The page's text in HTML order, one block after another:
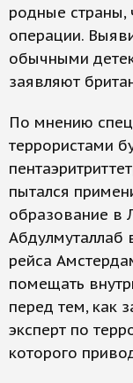
родные страны,
операции.
обычными
заявляют
По мнению
террористами
пытался
образование в
Абдулмуталлаб
рейса
помещать
перед тем, как
эксперт по
которого